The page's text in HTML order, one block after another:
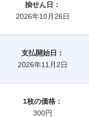
抽せん日：
2026年10月26日
支払開始日：
2026年11月2日
1枚の価格：
300円